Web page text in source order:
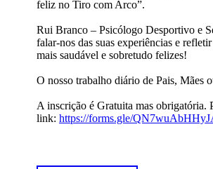
feliz no Tiro com Arco”.
Rui Branco – Psicólogo Desportivo e
falar-nos das suas experiências e
mais saudável e sobretudo felizes!
O nosso trabalho diário de Pais, Mães
A inscrição é Gratuita mas obrigatória.
link: https://forms.gle/